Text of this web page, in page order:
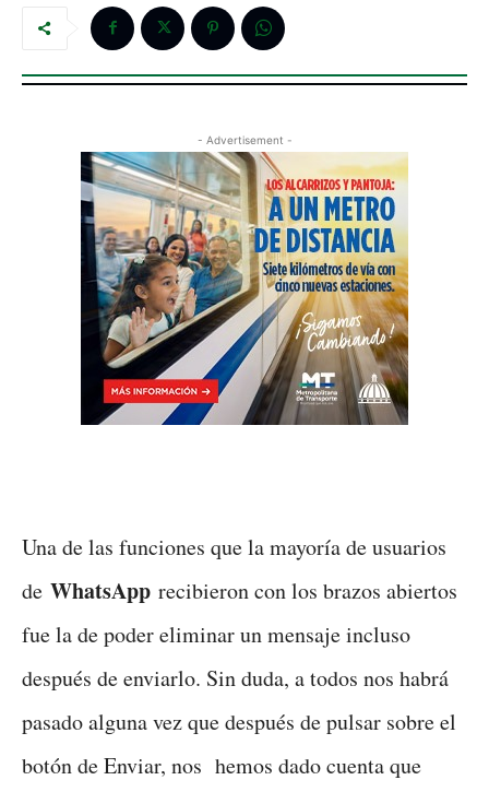
- Advertisement -
Una de las funciones que la mayoría de usuarios
de WhatsApp recibieron con los brazos abiertos
fue la de poder eliminar un mensaje incluso
después de enviarlo. Sin duda, a todos nos habrá
pasado alguna vez que después de pulsar sobre el
botón de Enviar, nos hemos dado cuenta que